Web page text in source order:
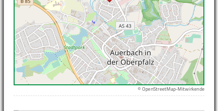
© OpenStreetMap-Mitwirkende